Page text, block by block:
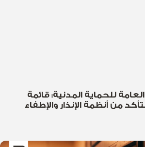
للحماية المدنية: قائمة
من أنظمة الإنذار والإطفاء